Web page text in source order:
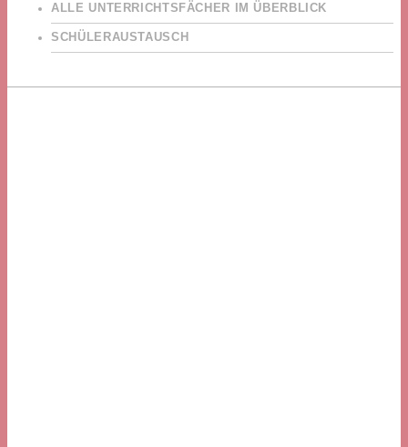
ALLE UNTERRICHTSFÄCHER IM ÜBERBLICK
SCHÜLERAUSTAUSCH